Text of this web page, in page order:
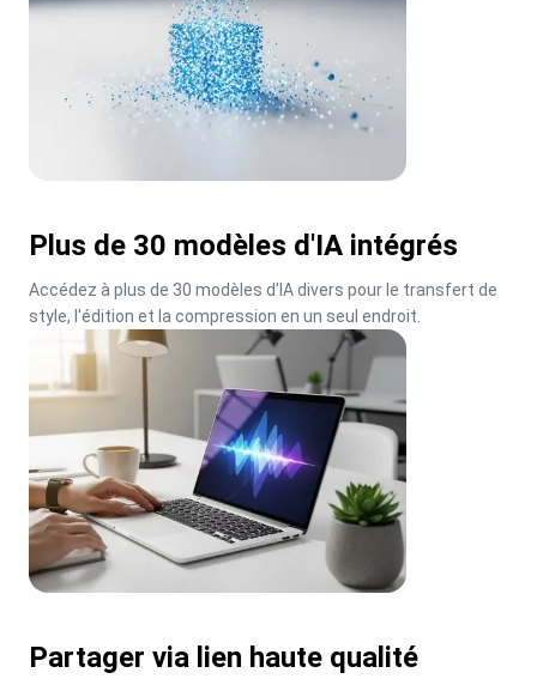
Plus de 30 modèles d'IA intégrés
Accédez à plus de 30 modèles d'IA divers pour le transfert de
style, l'édition et la compression en un seul endroit.
Partager via lien haute qualité